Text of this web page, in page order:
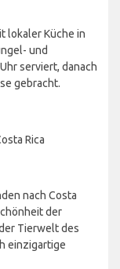
lokaler Küche in
und
serviert, danach
gebracht.
Rica
nach Costa
der
Tierwelt des
einzigartige